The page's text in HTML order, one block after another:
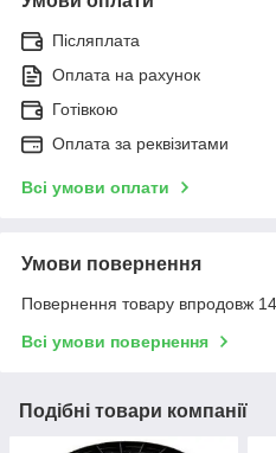
Післяплата
Оплата на рахунок
Готівкою
Оплата за реквізитами
Всі умови оплати
Умови повернення
Повернення товару впродовж
Всі умови повернення
Подібні товари компанії